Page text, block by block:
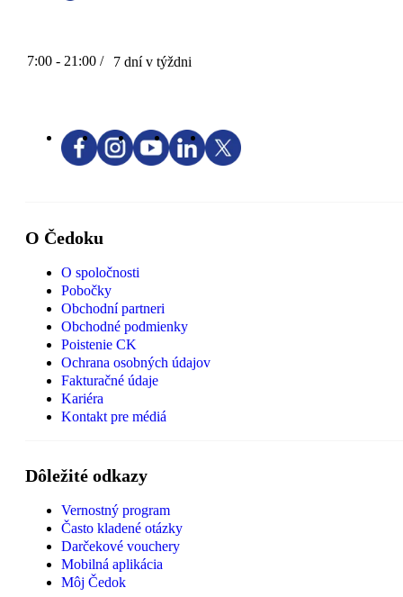
7:00 - 21:00 / 7 dní v týždni
O Čedoku
O spoločnosti
Pobočky
Obchodní partneri
Obchodné podmienky
Poistenie CK
Ochrana osobných údajov
Fakturačné údaje
Kariéra
Kontakt pre médiá
Dôležité odkazy
Vernostný program
Často kladené otázky
Darčekové vouchery
Mobilná aplikácia
Môj Čedok